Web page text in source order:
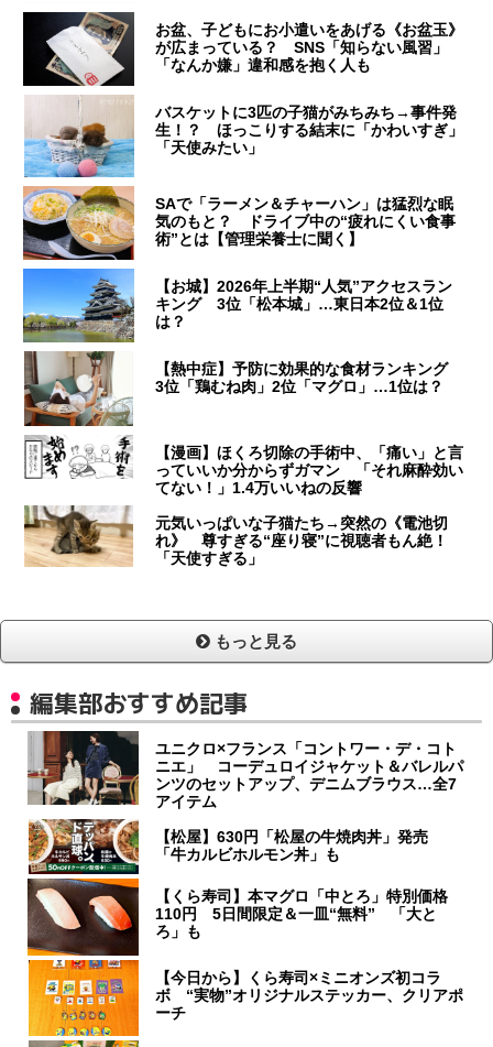
お盆、子どもにお小遣いをあげる《お盆玉》
が広まっている？ SNS「知らない風習」
「なんか嫌」違和感を抱く人も
バスケットに3匹の子猫がみちみち→事件発
生！？ ほっこりする結末に「かわいすぎ」
「天使みたい」
SAで「ラーメン＆チャーハン」は猛烈な眠
気のもと？ ドライブ中の“疲れにくい食事
術”とは【管理栄養士に聞く】
【お城】2026年上半期“人気”アクセスラン
キング 3位「松本城」…東日本2位＆1位
は？
【熱中症】予防に効果的な食材ランキング
3位「鶏むね肉」2位「マグロ」…1位は？
【漫画】ほくろ切除の手術中、「痛い」と言
っていいか分からずガマン 「それ麻酔効い
てない！」1.4万いいねの反響
元気いっぱいな子猫たち→突然の《電池切
れ》 尊すぎる“座り寝”に視聴者もん絶！
「天使すぎる」
もっと見る
編集部おすすめ記事
ユニクロ×フランス「コントワー・デ・コト
ニエ」 コーデュロイジャケット＆バレルパ
ンツのセットアップ、デニムブラウス…全7
アイテム
【松屋】630円「松屋の牛焼肉丼」発売
「牛カルビホルモン丼」も
【くら寿司】本マグロ「中とろ」特別価格
110円 5日間限定＆一皿“無料” 「大と
ろ」も
【今日から】くら寿司×ミニオンズ初コラ
ボ “実物”オリジナルステッカー、クリアポ
ーチ